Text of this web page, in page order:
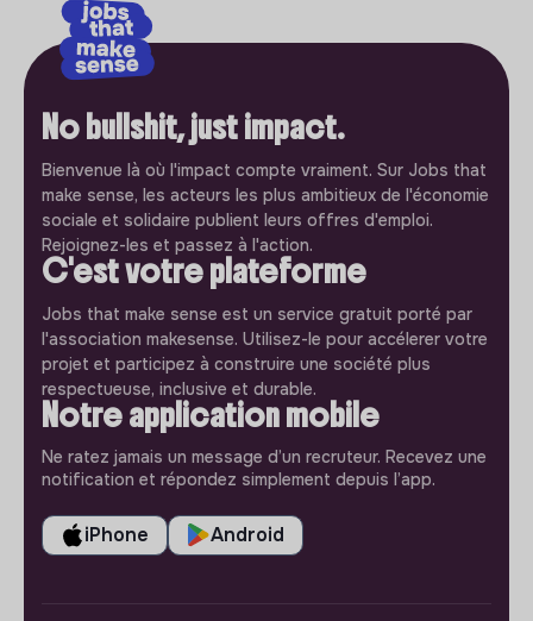
No bullshit, just impact.
Bienvenue là où l'impact compte vraiment. Sur Jobs that
make sense, les acteurs les plus ambitieux de l'économie
sociale et solidaire publient leurs offres d'emploi.
Rejoignez-les et passez à l'action.
C'est votre plateforme
Jobs that make sense est un service gratuit porté par
l'association makesense. Utilisez-le pour accélerer votre
projet et participez à construire une société plus
respectueuse, inclusive et durable.
Notre application mobile
Ne ratez jamais un message d’un recruteur. Recevez une
notification et répondez simplement depuis l’app.
iPhone Android